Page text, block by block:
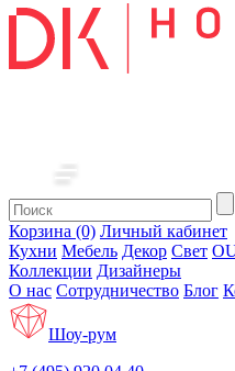
Корзина (0) Личный кабинет
Кухни Мебель Декор Свет
Коллекции Дизайнеры
О нас Сотрудничество Блог
Шоу-рум